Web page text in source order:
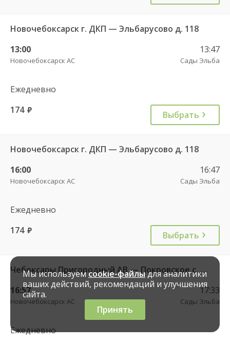
Новочебоксарск г. ДКП — Эльбарусово д. 118
13:00
Новочебоксарск АС
13:47
Сады Эльба
Ежедневно
174 руб. Выбрать
Новочебоксарск г. ДКП — Эльбарусово д. 118
16:00
Новочебоксарск АС
16:47
Сады Эльба
Ежедневно
174 руб. Выбрать
Чебоксары Пригородный АВ — Покровское с. 269
16:57
Новочебоксарск АС
17:33
Сады Эльба
Ежедневно
Мы используемcookie-файлыдля аналитики
ваших действий, рекомендаций и улучшения
сайта.
Принять